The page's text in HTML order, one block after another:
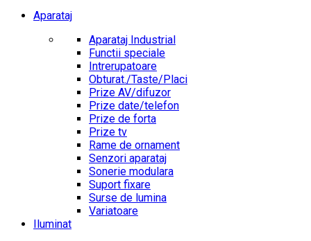
Aparataj
Aparataj Industrial
Functii speciale
Intrerupatoare
Obturat./Taste/Placi
Prize AV/difuzor
Prize date/telefon
Prize de forta
Prize tv
Rame de ornament
Senzori aparataj
Sonerie modulara
Suport fixare
Surse de lumina
Variatoare
Iluminat